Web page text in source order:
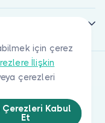
için çerez
İlişkin
çerezleri
Çerezleri Kabul
Et